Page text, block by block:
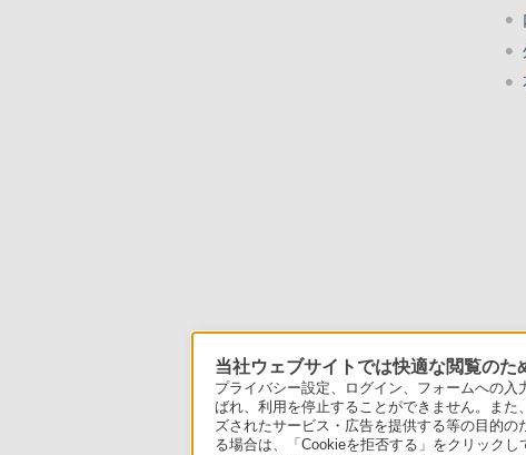
当社ウェブサイトでは快適な閲覧のた
プライバシー設定、ログイン、フォームへの
ばれ、利用を停止することができません。ま
ズされたサービス・広告を提供する等の目的
る場合は、「Cookieを拒否する」をクリック